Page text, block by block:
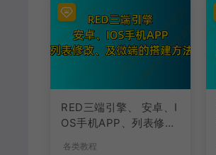
RED三端引擎、 安卓、I
OS手机APP、列表修
各类教程